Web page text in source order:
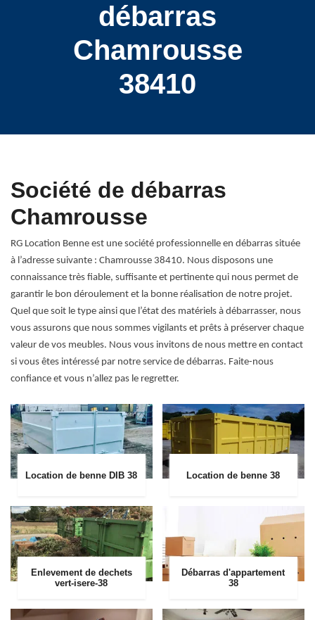
débarras
Chamrousse
38410
Société de débarras
Chamrousse
RG Location Benne est une société professionnelle en débarras située
à l’adresse suivante : Chamrousse 38410. Nous disposons une
connaissance très fiable, suffisante et pertinente qui nous permet de
garantir le bon déroulement et la bonne réalisation de notre projet.
Quel que soit le type ainsi que l’état des matériels à débarrasser, nous
vous assurons que nous sommes vigilants et prêts à préserver chaque
valeur de vos meubles. Nous vous invitons de nous mettre en contact
si vous êtes intéressé par notre service de débarras. Faite-nous
confiance et vous n’allez pas le regretter.
Location de benne DIB 38 Location de benne 38
Enlevement de dechets
vert-isere-38
Débarras d'appartement
38